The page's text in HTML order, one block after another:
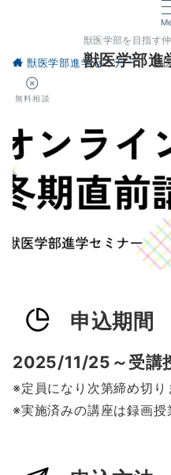
獣医学部を目指す
獣医学部進
無料相談
獣医学部進学セミナー 獣
申込期間
2025/11/25～受講
※定員になり次第締め切り
※実施済みの講座は録画授